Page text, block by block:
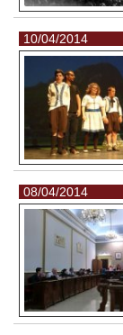
10/04/2014
08/04/2014